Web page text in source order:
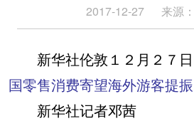
2017-12-27 来源：
新华社伦敦１２月２７
国零售消费寄望海外游客提振
新华社记者邓茜